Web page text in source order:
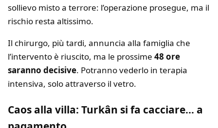
sollievo misto a terrore: l’operazione prosegue, ma il
rischio resta altissimo.
Il chirurgo, più tardi, annuncia alla famiglia che
l’intervento è riuscito, ma le prossime 48 ore
saranno decisive. Potranno vederlo in terapia
intensiva, solo attraverso il vetro.
Caos alla villa: Turkân si fa cacciare… a